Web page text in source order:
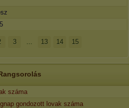
3 ... 13 14 15
száma
gondozott lovak száma